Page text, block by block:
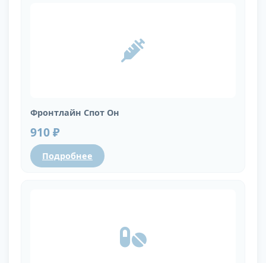
Фронтлайн Спот Он
910 ₽
Подробнее